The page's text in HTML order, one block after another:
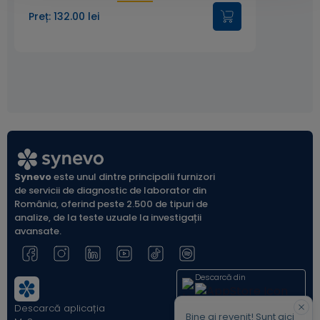
Preț: 132.00 lei
Synevoeste unul dintre principalii furnizori
de servicii de diagnostic de laborator din
România, oferind peste 2.500 de tipuri de
analize, de la teste uzuale la investigații
avansate.
Descarcă aplicația
Descarcă din
Bine ai revenit! Sunt aici